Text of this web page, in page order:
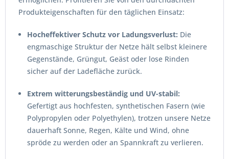
Produkteigenschaften für den täglichen Einsatz:
Hocheffektiver Schutz vor Ladungsverlust: Die
engmaschige Struktur der Netze hält selbst kleinere
Gegenstände, Grüngut, Geäst oder lose Rinden
sicher auf der Ladefläche zurück.
Extrem witterungsbeständig und UV-stabil:
Gefertigt aus hochfesten, synthetischen Fasern (wie
Polypropylen oder Polyethylen), trotzen unsere Netze
dauerhaft Sonne, Regen, Kälte und Wind, ohne
spröde zu werden oder an Spannkraft zu verlieren.